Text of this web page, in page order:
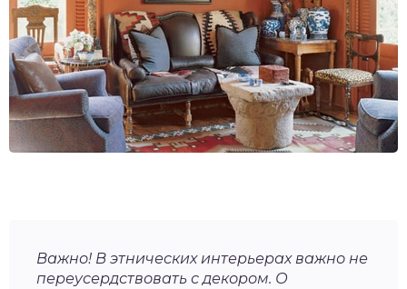
Важно! В этнических интерьерах важно не
переусердствовать с декором. О